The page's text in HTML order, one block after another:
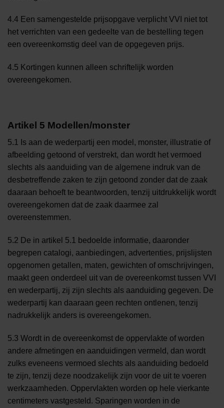
4.4 Een samengestelde prijsopgave verplicht VVI niet tot
het verrichten van een gedeelte van de bestelling tegen
een overeenkomstig deel van de opgegeven prijs.
4.5 Kortingen kunnen alleen schriftelijk worden
overeengekomen.
Artikel 5 Modellen/monster
5.1 Is aan de wederpartij een model, monster, illustratie of
afbeelding getoond of verstrekt, dan wordt het vermoed
slechts als aanduiding van de algemene indruk van de
desbetreffende zaken te zijn getoond zonder dat de zaak
daaraan behoeft te beantwoorden, tenzij uitdrukkelijk wordt
overeengekomen dat de zaak daarmee zal
overeenstemmen.
5.2 De in artikel 5.1 bedoelde informatie, daaronder
begrepen catalogi, aanbiedingen, advertenties, prijslijsten
opgenomen getallen, maten, gewichten of omschrijvingen,
maakt geen onderdeel uit van de overeenkomst tussen VVI
en wederpartij, zij zijn slechts als aanduiding gegeven. De
wederpartij kan daaraan geen rechten ontlenen, tenzij
nadrukkelijk anders is overeengekomen.
5.3 Wordt in de overeenkomst de oppervlakte of worden
andere afmetingen en aanduidingen vermeld, dan wordt
zulks eveneens vermoed slechts als aanduiding bedoeld
te zijn, tenzij deze noodzakelijk zijn voor de uit te voeren
werkzaamheden. Oppervlakten worden op hele vierkante
centimeters vastgesteld. Sparingen worden in de